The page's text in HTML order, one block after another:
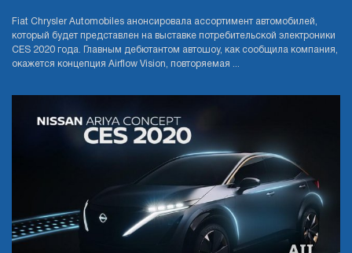
Fiat Chrysler Automobiles анонсировала ассортимент автомобилей,
который будет представлен на выставке потребительской электроники
CES 2020 года. Главным дебютантом автошоу, как сообщила компания,
окажется концепция Airflow Vision, повторяемая ...